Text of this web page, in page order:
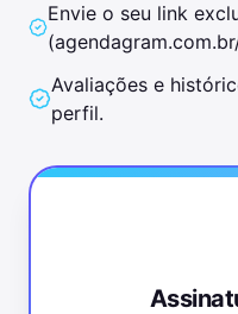
Envie o seu link
(
Avaliações e
perfil.